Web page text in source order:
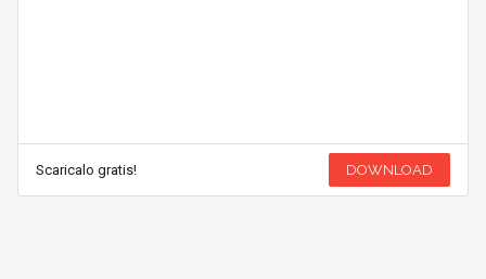
Scaricalo gratis! DOWNLOAD